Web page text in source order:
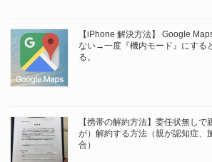
【iPhone 解決方法】 Google
ない→一度『機内モード』にする
る。
【携帯の解約方法】委任状無し
が）解約する方法（親が認知症、
合）